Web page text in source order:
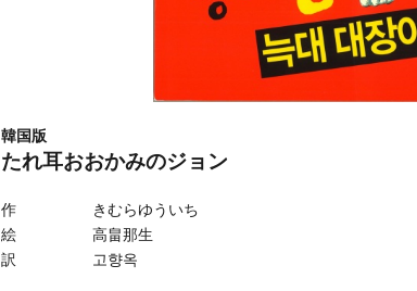
韓国版
たれ耳おおかみのジョン
作 きむらゆういち
絵 高畠那生
訳 고향옥